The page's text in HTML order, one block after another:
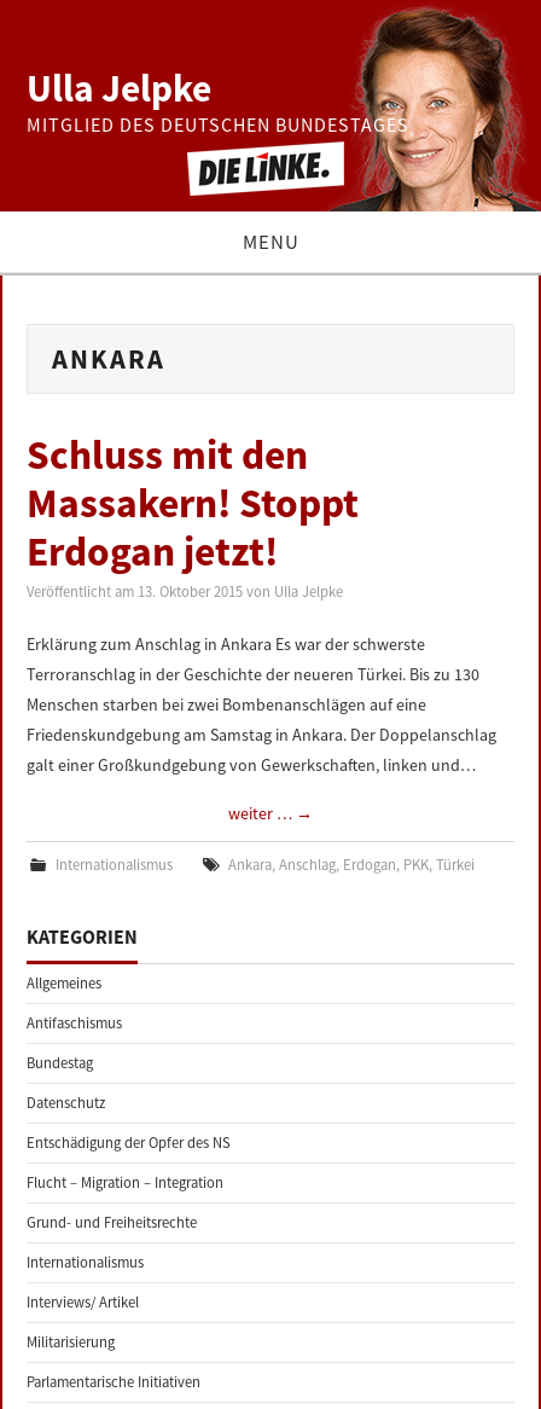
Ulla Jelpke
MITGLIED DES DEUTSCHEN BUNDESTAGES
MENU
BUNDESTAG
ZUR PERSON
LINKS
IMPRESSUM
ANKARA
Schluss mit den
Massakern! Stoppt
Erdogan jetzt!
Veröffentlicht am 13. Oktober 2015 von Ulla Jelpke
Erklärung zum Anschlag in Ankara Es war der schwerste
Terroranschlag in der Geschichte der neueren Türkei. Bis zu 130
Menschen starben bei zwei Bombenanschlägen auf eine
Friedenskundgebung am Samstag in Ankara. Der Doppelanschlag
galt einer Großkundgebung von Gewerkschaften, linken und…
weiter … →
Internationalismus Ankara, Anschlag, Erdogan, PKK, Türkei
KATEGORIEN
Allgemeines
Antifaschismus
Bundestag
Datenschutz
Entschädigung der Opfer des NS
Flucht – Migration – Integration
Grund- und Freiheitsrechte
Internationalismus
Interviews/ Artikel
Militarisierung
Parlamentarische Initiativen